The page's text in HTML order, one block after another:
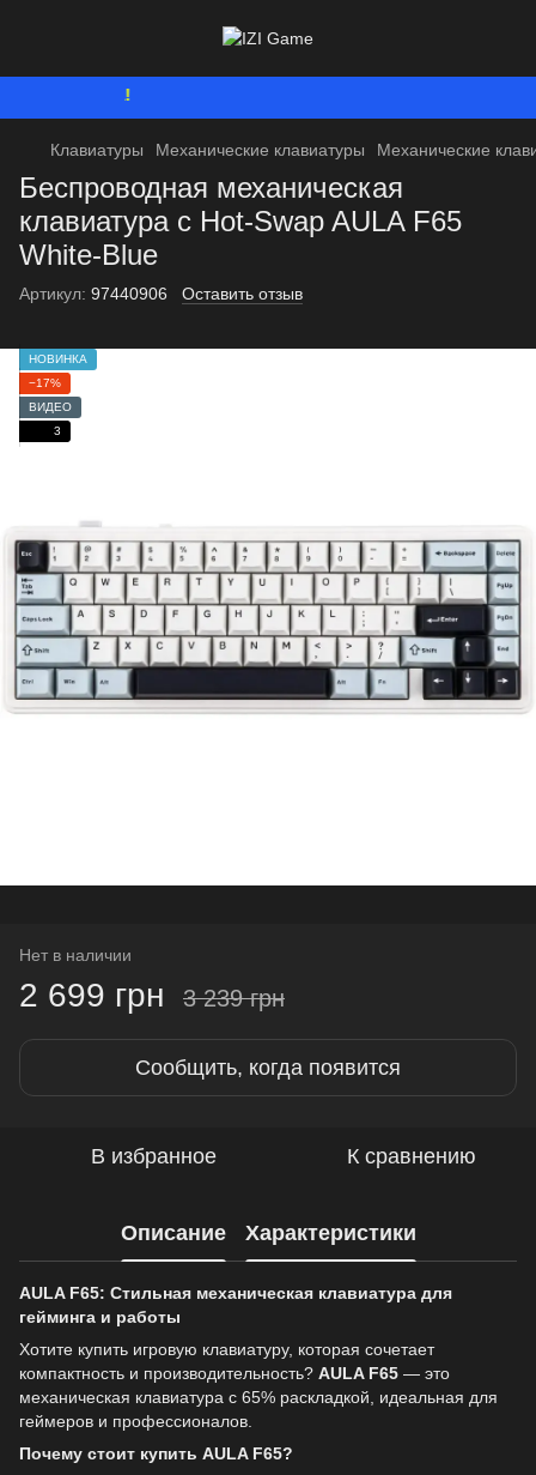
Клавиатуры Механические клавиатуры Механические
Беспроводная механическая
клавиатура с Hot-Swap AULA F65
White-Blue
Артикул: 97440906 Оставить отзыв
НОВИНКА
−17%
ВИДЕО
3
Нет в наличии
2 699 грн 3 239 грн
Сообщить, когда появится
В избранное К сравнению
Описание Характеристики
AULA F65: Стильная механическая клавиатура для
гейминга и работы
Хотите купить игровую клавиатуру, которая сочетает
компактность и производительность? AULA F65 — это
механическая клавиатура с 65% раскладкой, идеальная для
геймеров и профессионалов.
Почему стоит купить AULA F65?